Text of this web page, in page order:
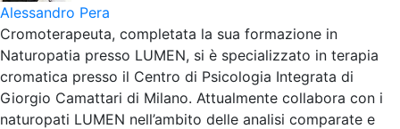
essere
scelte
nella
pagina
del
prodotto
Alessandro Pera
Cromoterapeuta, completata la sua formazione in
Naturopatia presso LUMEN, si è specializzato in terapia
cromatica presso il Centro di Psicologia Integrata di
Giorgio Camattari di Milano. Attualmente collabora con i
naturopati LUMEN nell’ambito delle analisi comparate e